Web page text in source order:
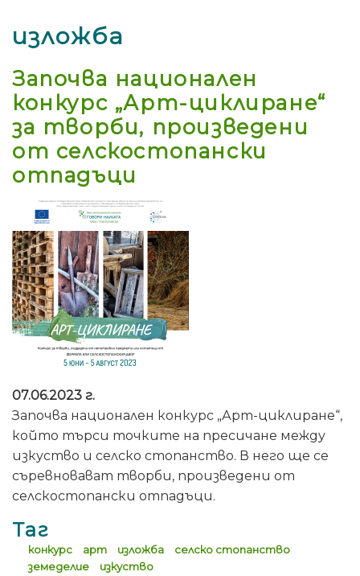
изложба
Започва национален
конкурс „Арт-циклиране“
за творби, произведени
от селскостопански
отпадъци
07.06.2023 г.
Започва национален конкурс „Арт-циклиране“,
който търси точките на пресичане между
изкуство и селско стопанство. В него ще се
съревновават творби, произведени от
селскостопански отпадъци.
Таг
конкурс арт изложба
селско стопанство
земеделие
изкуство